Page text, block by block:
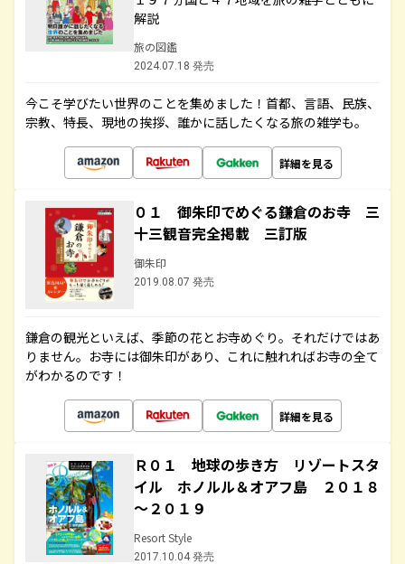
解説
旅の図鑑
2024.07.18 発売
今こそ学びたい世界のことを集めました！首都、言語、民族、
宗教、特長、現地の挨拶、誰かに話したくなる旅の雑学も。
詳細を見る
０１ 御朱印でめぐる鎌倉のお寺 三
十三観音完全掲載 三訂版
御朱印
2019.08.07 発売
鎌倉の観光といえば、季節の花とお寺めぐり。それだけではあ
りません。お寺には御朱印があり、これに触れればお寺の全て
がわかるのです！
詳細を見る
Ｒ０１ 地球の歩き方 リゾートスタ
イル ホノルル＆オアフ島 ２０１８
～２０１９
Resort Style
2017.10.04 発売